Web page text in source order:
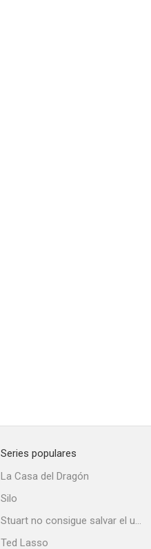
Series populares
La Casa del Dragón
Silo
Stuart no consigue salvar el universo
Ted Lasso